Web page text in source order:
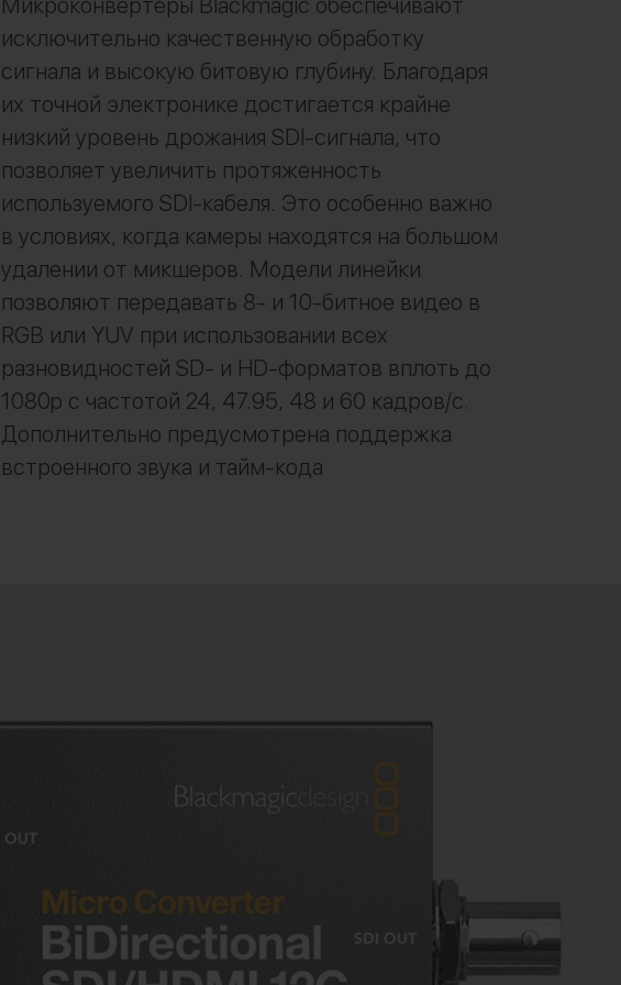
Микроконвертеры Blackmagic обеспечивают
исключительно качественную обработку
сигнала и высокую битовую глубину. Благодаря
их точной электронике достигается крайне
низкий уровень дрожания SDI-сигнала, что
позволяет увеличить протяженность
используемого SDI-кабеля. Это особенно важно
в условиях, когда камеры находятся на большом
удалении от микшеров. Модели линейки
позволяют передавать 8- и 10-битное видео в
RGB или YUV при использовании всех
разновидностей SD- и HD-форматов вплоть до
1080p с частотой 24, 47.95, 48 и 60 кадров/с.
Дополнительно предусмотрена поддержка
встроенного звука и тайм-кода